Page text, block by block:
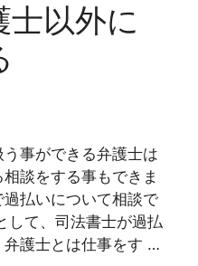
以外に
事ができる弁護士は
談をする事もできま
払いについて相談で
して、司法書士が過払
弁護士とは仕事をす …